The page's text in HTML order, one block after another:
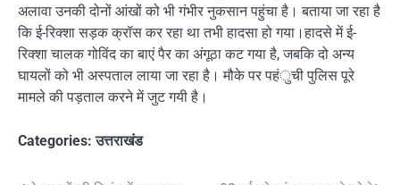
अलावा उनकी दोनों आंखों को भी गंभीर नुकसान पहुंचा है। बताया जा रहा है
कि ई-रिक्शा सड़क क्रॉस कर रहा था तभी हादसा हो गया।हादसे में ई-
रिक्शा चालक गोविंद का बाएं पैर का अंगूठा कट गया है, जबकि दो अन्य
घायलों को भी अस्पताल लाया जा रहा है। मौके पर पहंुची पुलिस पूरे
मामले की पड़ताल करने में जुट गयी है।
Categories:उत्तराखंड